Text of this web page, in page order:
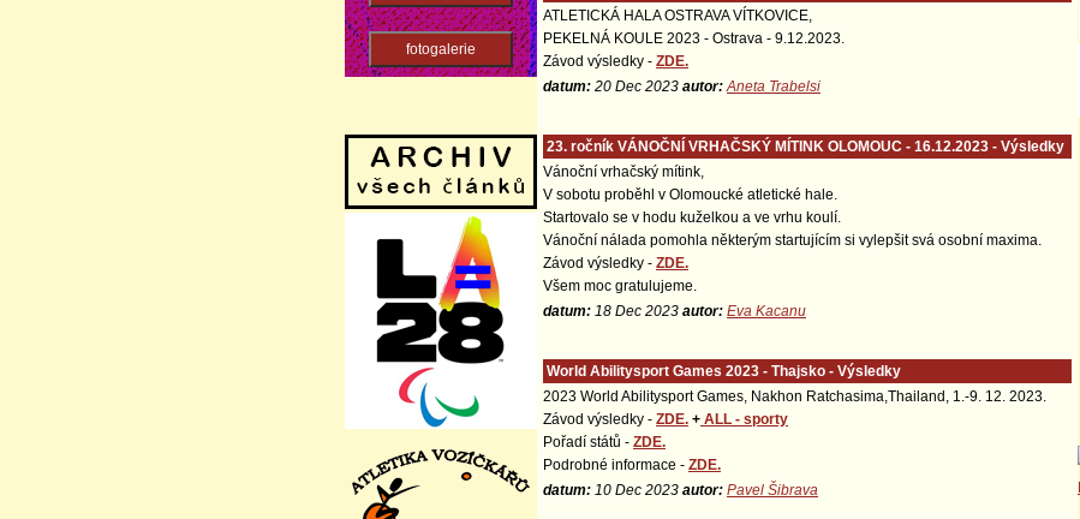
ATLETICKÁ HALA OSTRAVA VÍTKOVICE,
PEKELNÁ KOULE 2023 - Ostrava - 9.12.2023.
Závod výsledky - ZDE.
datum: 20 Dec 2023 autor: Aneta Trabelsi
23. ročník VÁNOČNÍ VRHAČSKÝ MÍTINK OLOMOUC - 16.12.2023 - Výsledky
Vánoční vrhačský mítink,
V sobotu proběhl v Olomoucké atletické hale.
Startovalo se v hodu kuželkou a ve vrhu koulí.
Vánoční nálada pomohla některým startujícím si vylepšit svá osobní maxima.
Závod výsledky - ZDE.
Všem moc gratulujeme.
datum: 18 Dec 2023 autor: Eva Kacanu
World Abilitysport Games 2023 - Thajsko - Výsledky
2023 World Abilitysport Games, Nakhon Ratchasima,Thailand, 1.-9. 12. 2023.
Závod výsledky - ZDE. + ALL - sporty
Pořadí států - ZDE.
Podrobné informace - ZDE.
datum: 10 Dec 2023 autor: Pavel Šibrava
fotogalerie